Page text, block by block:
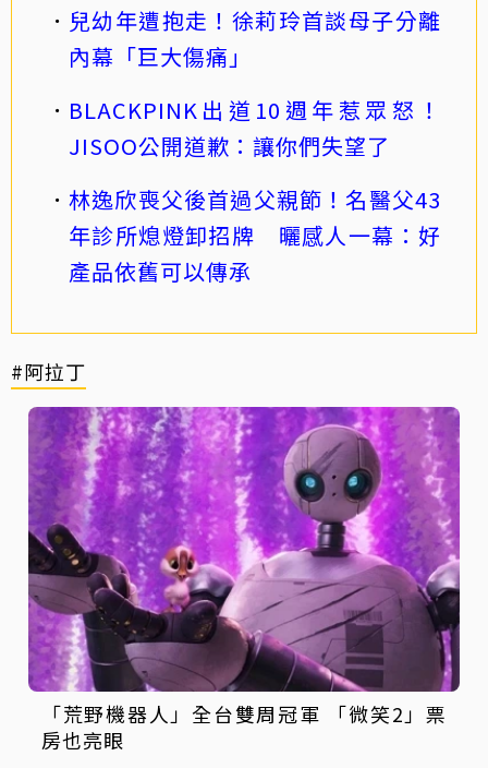
兒幼年遭抱走！徐莉玲首談母子分離
內幕「巨大傷痛」
BLACKPINK出道10週年惹眾怒！
JISOO公開道歉：讓你們失望了
林逸欣喪父後首過父親節！名醫父43
年診所熄燈卸招牌 曬感人一幕：好
產品依舊可以傳承
#阿拉丁
「荒野機器人」全台雙周冠軍 「微笑2」票
房也亮眼